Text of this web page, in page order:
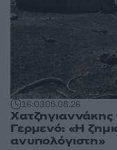
16:0305.08.26
Γερμενό: «Η
ανυπολόγιστη»